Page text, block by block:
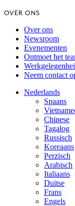
OVER ONS
Over ons
Newsroom
Evenementen
Ontmoet het
Neem contact
Nederlands
Spaans
Chinese
Tagalog
Russisch
Koreaans
Perzisch
Arabisch
Italiaans
Duitse
Frans
Engels